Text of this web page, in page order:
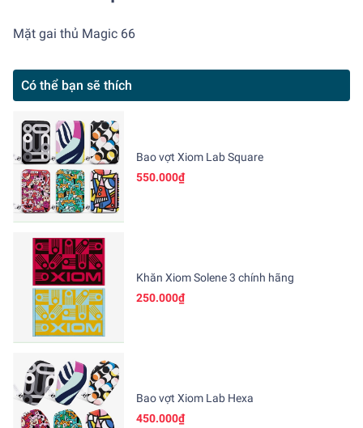
Mặt gai thủ Magic 66
Có thể bạn sẽ thích
Bao vợt Xiom Lab Square
550.000₫
Khăn Xiom Solene 3 chính hãng
250.000₫
Bao vợt Xiom Lab Hexa
450.000₫